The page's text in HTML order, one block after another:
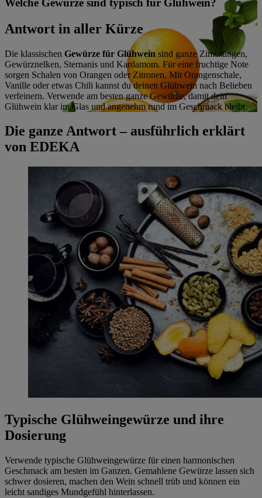
Welche Gewürze sind typisch für Glühwein?
Antwort in aller Kürze
Die klassischen Gewürze für Glühweinsind ganze Zimtstangen,
Gewürznelken, Sternanis und Kardamom. Für eine fruchtige Note
sorgen Schalen von Orangen oder Zitronen. Mit Orangenschale,
Vanille oder etwas Chili kannst du deinen Glühwein nach Belieben
verfeinern. Verwende am besten ganze Gewürze, damit dein
Glühwein klar im Glas und angenehm rund im Geschmack bleibt.
Die ganze Antwort – ausführlich erklärt
von EDEKA
Typische Glühweingewürze und ihre
Dosierung
Verwende typische Glühweingewürze für einen harmonischen
Geschmack am besten im Ganzen. Gemahlene Gewürze lassen sich
schwer dosieren, machen den Wein schnell trüb und können ein
leicht sandiges Mundgefühl hinterlassen.